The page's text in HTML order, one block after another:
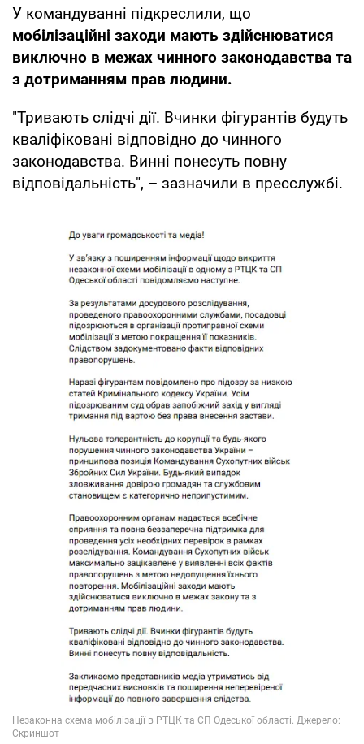
У командуванні підкреслили, що
мобілізаційні заходи мають здійснюватися
виключно в межах чинного законодавства та
з дотриманням прав людини.
"Тривають слідчі дії. Вчинки фігурантів будуть
кваліфіковані відповідно до чинного
законодавства. Винні понесуть повну
відповідальність", – зазначили в пресслужбі.